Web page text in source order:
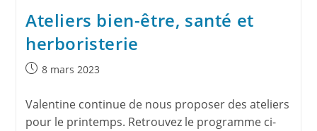
Ateliers bien-être, santé et
herboristerie
8 mars 2023
Valentine continue de nous proposer des ateliers
pour le printemps. Retrouvez le programme ci-